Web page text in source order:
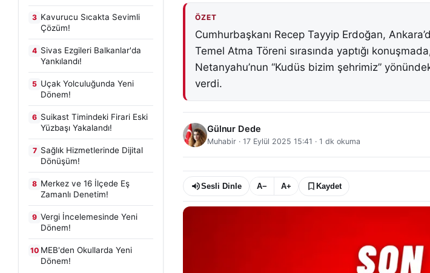
3 Kavurucu Sıcakta Sevimli
Çözüm!
4 Sivas Ezgileri Balkanlar'da
Yankılandı!
5 Uçak Yolculuğunda Yeni
Dönem!
6 Suikast Timindeki Firari Eski
Yüzbaşı Yakalandı!
7 Sağlık Hizmetlerinde Dijital
Dönüşüm!
8 Merkez ve 16 İlçede Eş
Zamanlı Denetim!
9 Vergi İncelemesinde Yeni
Dönem!
10 MEB'den Okullarda Yeni
Dönem!
ÖZET
Cumhurbaşkanı Recep Tayyip Erdoğan,
Temel Atma Töreni sırasında yaptığı
Netanyahu’nun “Kudüs bizim şehrimiz”
verdi.
Gülnur Dede
Muhabir · 17 Eylül 2025 15:41 · 1 dk okuma
Sesli Dinle A− A+ Kaydet